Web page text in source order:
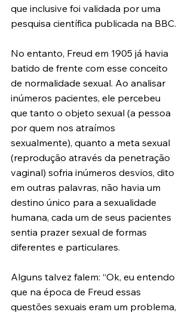
que inclusive foi validada por uma
pesquisa científica publicada na BBC.
No entanto, Freud em 1905 já havia
batido de frente com esse conceito
de normalidade sexual. Ao analisar
inúmeros pacientes, ele percebeu
que tanto o objeto sexual (a pessoa
por quem nos atraímos
sexualmente), quanto a meta sexual
(reprodução através da penetração
vaginal) sofria inúmeros desvios, dito
em outras palavras, não havia um
destino único para a sexualidade
humana, cada um de seus pacientes
sentia prazer sexual de formas
diferentes e particulares.
Alguns talvez falem: “Ok, eu entendo
que na época de Freud essas
questões sexuais eram um problema,